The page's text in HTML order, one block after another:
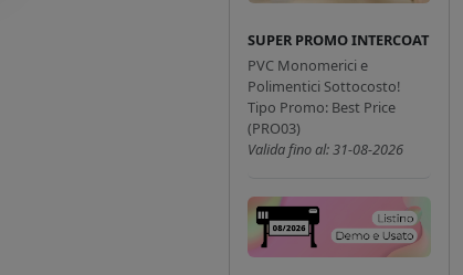
SUPER PROMO INTERCOAT
PVC Monomerici e
Polimentici Sottocosto!
Tipo Promo: Best Price
(PRO03)
Valida fino al: 31-08-2026